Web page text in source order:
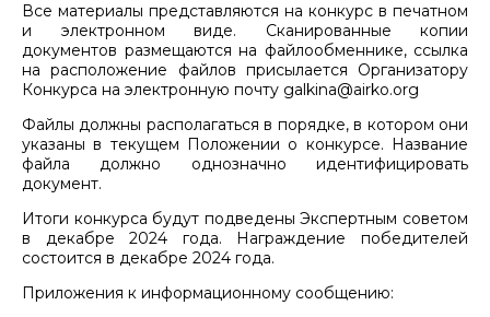
Все материалы представляются на конкурс в печатном
и электронном виде. Сканированные копии
документов размещаются на файлообменнике, ссылка
на расположение файлов присылается Организатору
Конкурса на электронную почту galkina@airko.org
Файлы должны располагаться в порядке, в котором они
указаны в текущем Положении о конкурсе. Название
файла должно однозначно идентифицировать
документ.
Итоги конкурса будут подведены Экспертным советом
в декабре 2024 года. Награждение победителей
состоится в декабре 2024 года.
Приложения к информационному сообщению: